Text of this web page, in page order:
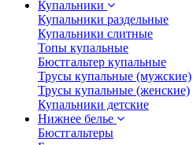
Купальники
Купальники раздельные
Купальники слитные
Топы купальные
Бюстгальтер купальные
Трусы купальные (мужские)
Трусы купальные (женские)
Купальники детские
Нижнее белье
Бюстгальтеры